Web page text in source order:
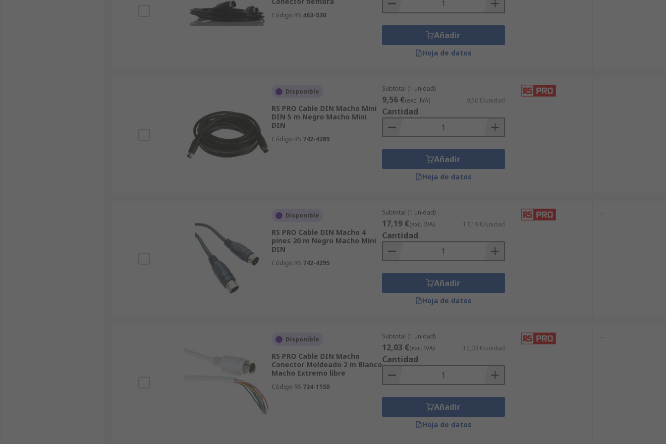
Código RS 463-530
Añadir
Hoja de datos
Disponible
RS PRO Cable DIN Macho Mini
DIN 5 m Negro Macho Mini
DIN
Código RS 742-4289
Subtotal (1 unidad)
9,56 €(exc. IVA) 9,56 €/unidad
Cantidad
Añadir
Hoja de datos
-
Disponible
RS PRO Cable DIN Macho 4
pines 20 m Negro Macho Mini
DIN
Código RS 742-4295
Subtotal (1 unidad)
17,19 €(exc. IVA) 17,19 €/unidad
Cantidad
Añadir
Hoja de datos
-
Disponible
RS PRO Cable DIN Macho
Conector Moldeado 2 m Blanco
Macho Extremo libre
Código RS 724-1150
Subtotal (1 unidad)
12,03 €(exc. IVA) 12,03 €/unidad
Cantidad
Añadir
Hoja de datos
-